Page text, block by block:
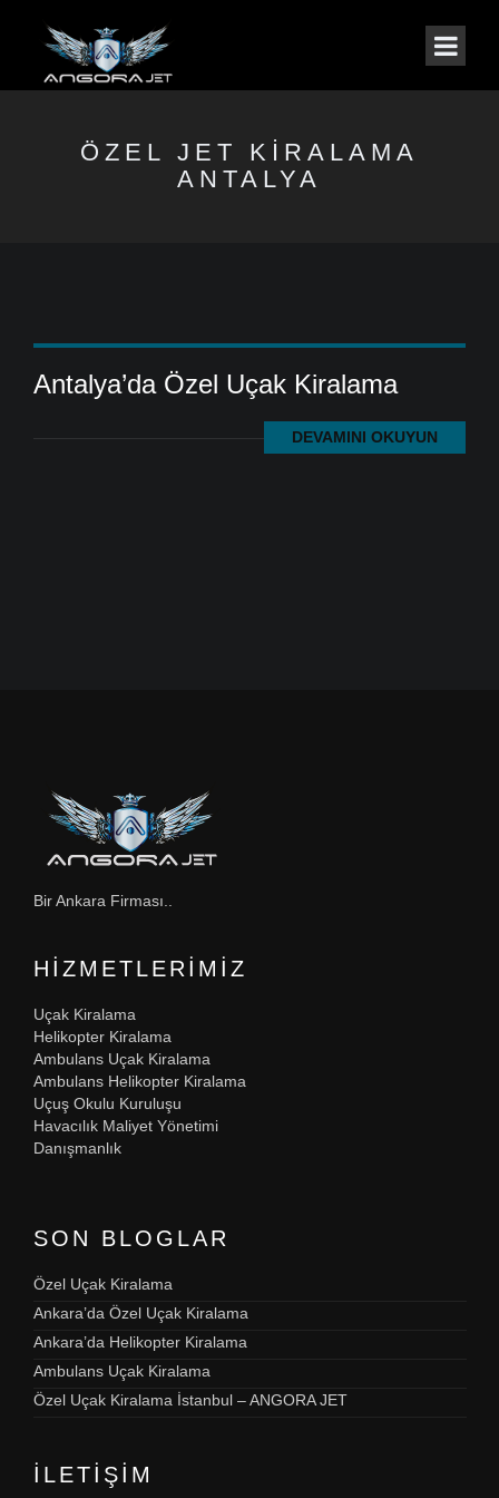
ÖZEL JET KIRALAMA
ANTALYA
Antalya’da Özel Uçak Kiralama
DEVAMINI OKUYUN
Bir Ankara Firması..
HIZMETLERIMIZ
Uçak Kiralama
Helikopter Kiralama
Ambulans Uçak Kiralama
Ambulans Helikopter Kiralama
Uçuş Okulu Kuruluşu
Havacılık Maliyet Yönetimi
Danışmanlık
SON BLOGLAR
Özel Uçak Kiralama
Ankara’da Özel Uçak Kiralama
Ankara’da Helikopter Kiralama
Ambulans Uçak Kiralama
Özel Uçak Kiralama İstanbul – ANGORA JET
İLETIŞIM